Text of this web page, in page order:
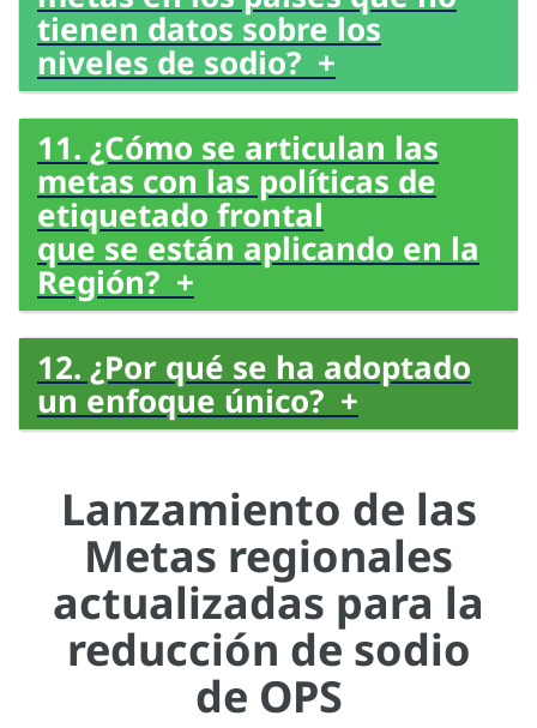
tienen datos sobre los
niveles de sodio? +
11. ¿Cómo se articulan las
metas con las políticas de
etiquetado frontal
que se están aplicando en la
Región? +
12. ¿Por qué se ha adoptado
un enfoque único? +
Lanzamiento de las
Metas regionales
actualizadas para la
reducción de sodio
de OPS